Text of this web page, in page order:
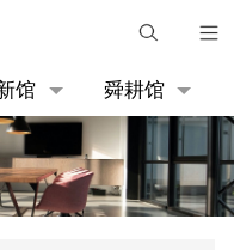
馆 舜耕馆